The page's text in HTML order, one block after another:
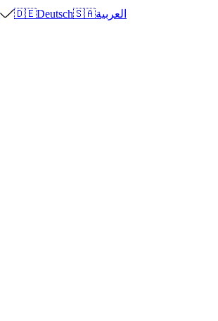
🇩🇪Deutsch🇸🇦العربية